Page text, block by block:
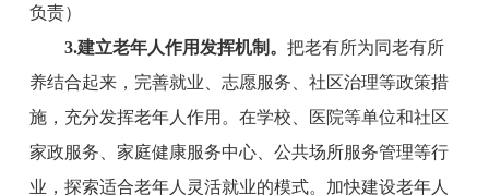
负责）
3.建立老年人作用发挥机制 。 把老有所为同老有所
养结合起来，完善就业、志愿服务、社区治理等政策措
施，充分发挥老年人作用。在学校、医院等单位和社区
家政服务、家庭健康服务中心、公共场所服务管理等行
业，探索适合老年人灵活就业的模式。加快建设老年人